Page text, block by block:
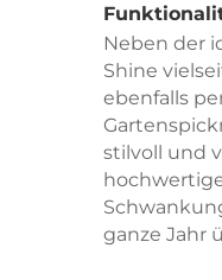
Neben der
Shine
ebenfalls
stilvoll und
ganze Jahr